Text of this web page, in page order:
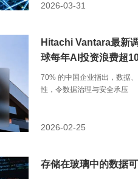
2026-03-31
Hitachi Vantara最新
球每年AI投资浪费超
70% 的中国企业指出，数据
性，令数据治理与安全承压
2026-02-25
存储在玻璃中的数据